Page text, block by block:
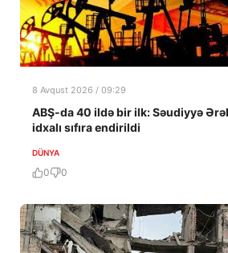
8 Avqust 2026 / 09:29
ABŞ-da 40 ildə bir ilk: Səudiyyə
idxalı sıfıra endirildi
DÜNYA
0 0